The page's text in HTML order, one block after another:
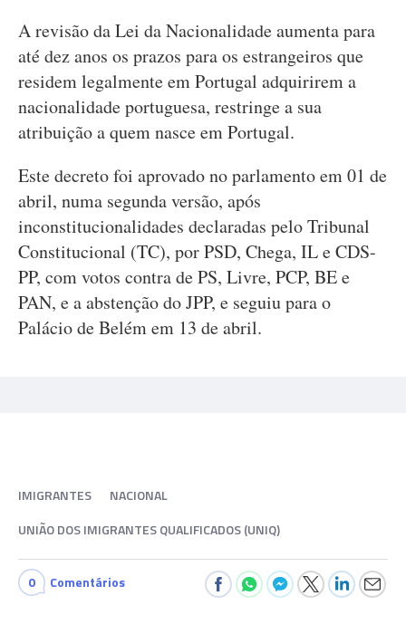
A revisão da Lei da Nacionalidade aumenta para
até dez anos os prazos para os estrangeiros que
residem legalmente em Portugal adquirirem a
nacionalidade portuguesa, restringe a sua
atribuição a quem nasce em Portugal.
Este decreto foi aprovado no parlamento em 01 de
abril, numa segunda versão, após
inconstitucionalidades declaradas pelo Tribunal
Constitucional (TC), por PSD, Chega, IL e CDS-
PP, com votos contra de PS, Livre, PCP, BE e
PAN, e a abstenção do JPP, e seguiu para o
Palácio de Belém em 13 de abril.
IMIGRANTES
NACIONAL
UNIÃO DOS IMIGRANTES QUALIFICADOS (UNIQ)
0 Comentários